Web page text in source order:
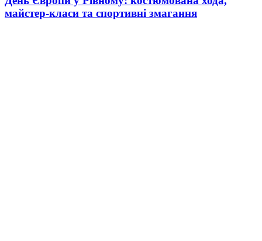
майстер-класи та спортивні змагання